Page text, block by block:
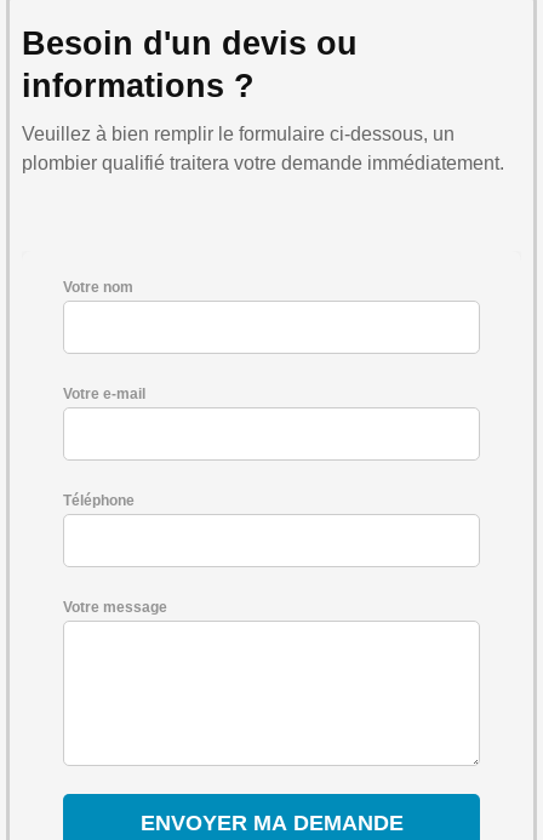
Besoin d'un devis ou
informations ?
Veuillez à bien remplir le formulaire ci-dessous, un
plombier qualifié traitera votre demande immédiatement.
Votre nom
Votre e-mail
Téléphone
Votre message